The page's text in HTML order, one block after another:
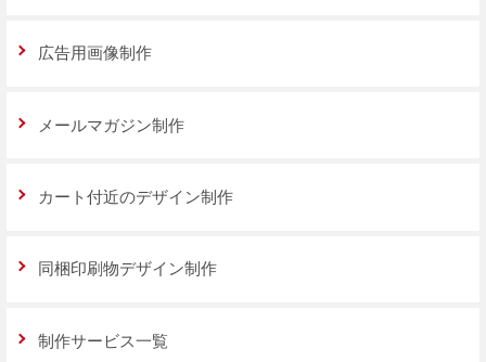
広告用画像制作
メールマガジン制作
カート付近のデザイン制作
同梱印刷物デザイン制作
制作サービス一覧